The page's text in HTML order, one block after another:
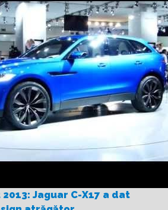
Jaguar C-X17 a dat